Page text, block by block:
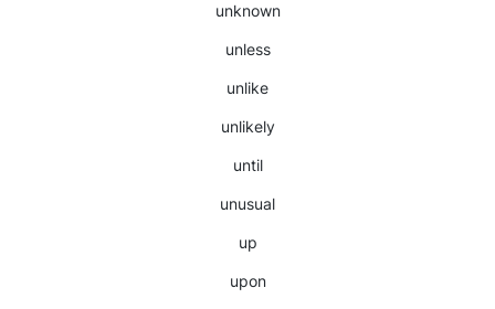
unknown
unless
unlike
unlikely
until
unusual
up
upon